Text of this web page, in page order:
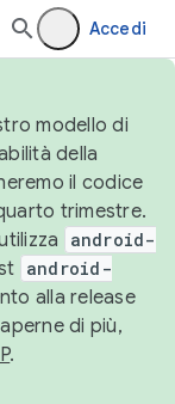
Accedi
modello di
della
il codice
trimestre.
android-
android-
alla release
di più,
.